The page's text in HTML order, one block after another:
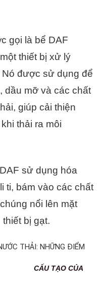
gọi là bể DAF
thiết bị xử lý
được sử dụng để
dầu mỡ và các chất
giúp cải thiện
thải ra môi
sử dụng hóa
ti, bám vào các chất
nổi lên mặt
bị gạt.
CỦA